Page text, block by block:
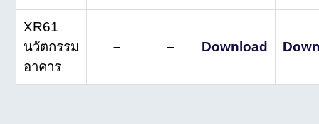
XR61
นวัตกรรม
อาคาร
– – Download